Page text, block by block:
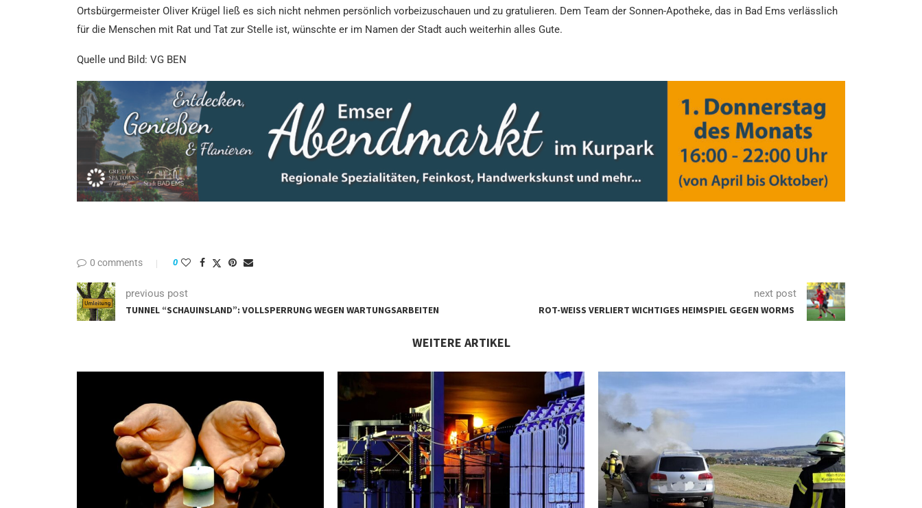
Ortsbürgermeister Oliver Krügel ließ es sich nicht nehmen persönlich vorbeizuschauen und zu gratulieren. Dem Team der Sonnen-Apotheke, das in Bad Ems verlässlich
für die Menschen mit Rat und Tat zur Stelle ist, wünschte er im Namen der Stadt auch weiterhin alles Gute.
Quelle und Bild: VG BEN
0 comments 0
previous post
TUNNEL “SCHAUINSLAND”: VOLLSPERRUNG WEGEN WARTUNGSARBEITEN
next post
ROT-WEISS VERLIERT WICHTIGES HEIMSPIEL GEGEN WORMS
WEITERE ARTIKEL